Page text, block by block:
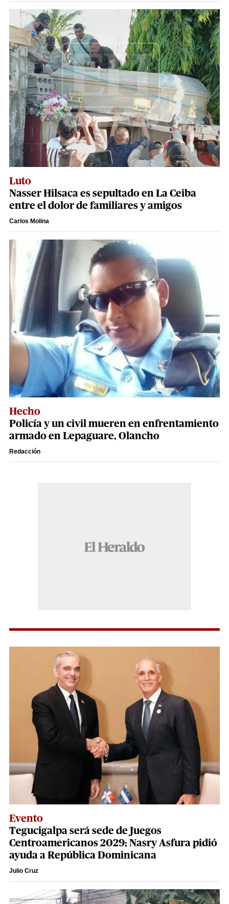
Luto
Nasser Hilsaca es sepultado en La Ceiba
entre el dolor de familiares y amigos
Carlos Molina
Hecho
Policía y un civil mueren en enfrentamiento
armado en Lepaguare, Olancho
Redacción
Evento
Tegucigalpa será sede de Juegos
Centroamericanos 2029; Nasry Asfura pidió
ayuda a República Dominicana
Julio Cruz